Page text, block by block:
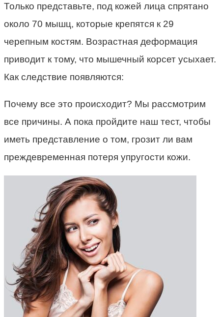
Только представьте, под кожей лица спрятано
около 70 мышц, которые крепятся к 29
черепным костям. Возрастная деформация
приводит к тому, что мышечный корсет усыхает.
Как следствие появляются:
Почему все это происходит? Мы рассмотрим
все причины. А пока пройдите наш тест, чтобы
иметь представление о том, грозит ли вам
преждевременная потеря упругости кожи.